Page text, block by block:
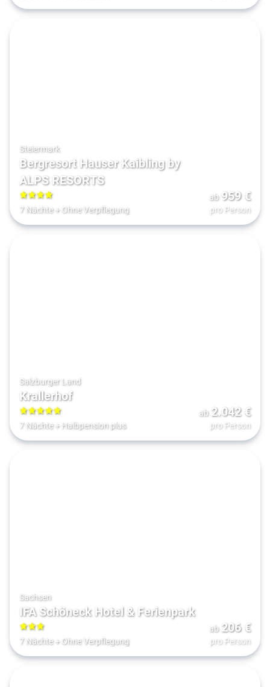
Steiermark
Bergresort Hauser Kaibling by
ALPS RESORTS
4
7 Nächte+ Ohne Verpflegung
ab 959€
pro Person
Salzburger Land
Krallerhof
5
7 Nächte+ Halbpension plus
ab 2.042€
pro Person
Sachsen
IFA Schöneck Hotel & Ferienpark
3
7 Nächte+ Ohne Verpflegung
ab 206€
pro Person